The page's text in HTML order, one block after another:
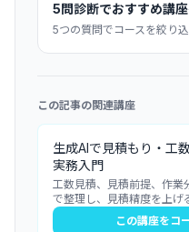
5問診断でおすすめ講
5つの質問でコースを絞り
この記事の関連講座
生成AIで見積もり・工
実務入門
工数見積、見積前提、作業
で整理し、見積精度を上げ
この講座をコ